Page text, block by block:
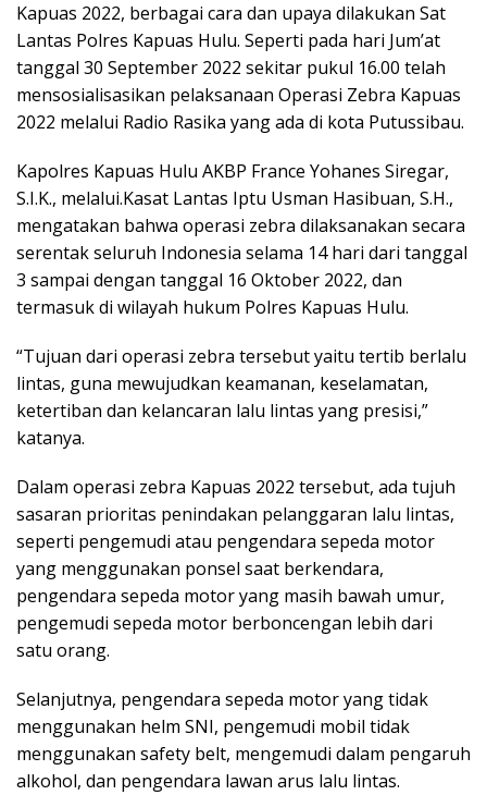
Kapuas 2022, berbagai cara dan upaya dilakukan Sat
Lantas Polres Kapuas Hulu. Seperti pada hari Jum’at
tanggal 30 September 2022 sekitar pukul 16.00 telah
mensosialisasikan pelaksanaan Operasi Zebra Kapuas
2022 melalui Radio Rasika yang ada di kota Putussibau.
Kapolres Kapuas Hulu AKBP France Yohanes Siregar,
S.I.K., melalui.Kasat Lantas Iptu Usman Hasibuan, S.H.,
mengatakan bahwa operasi zebra dilaksanakan secara
serentak seluruh Indonesia selama 14 hari dari tanggal
3 sampai dengan tanggal 16 Oktober 2022, dan
termasuk di wilayah hukum Polres Kapuas Hulu.
“Tujuan dari operasi zebra tersebut yaitu tertib berlalu
lintas, guna mewujudkan keamanan, keselamatan,
ketertiban dan kelancaran lalu lintas yang presisi,”
katanya.
Dalam operasi zebra Kapuas 2022 tersebut, ada tujuh
sasaran prioritas penindakan pelanggaran lalu lintas,
seperti pengemudi atau pengendara sepeda motor
yang menggunakan ponsel saat berkendara,
pengendara sepeda motor yang masih bawah umur,
pengemudi sepeda motor berboncengan lebih dari
satu orang.
Selanjutnya, pengendara sepeda motor yang tidak
menggunakan helm SNI, pengemudi mobil tidak
menggunakan safety belt, mengemudi dalam pengaruh
alkohol, dan pengendara lawan arus lalu lintas.